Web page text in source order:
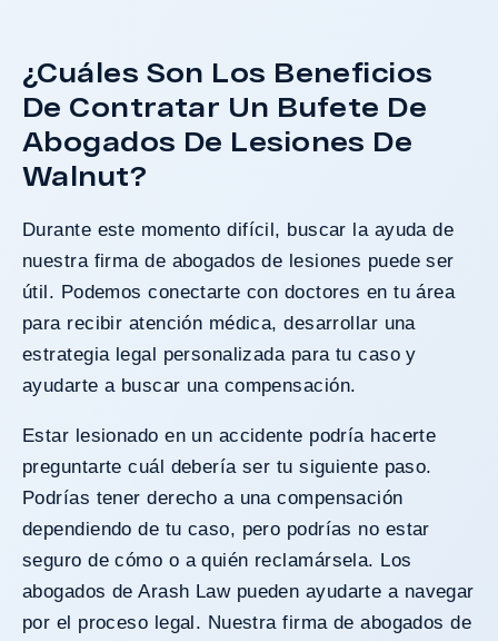
¿Cuáles Son Los Beneficios
De Contratar Un Bufete De
Abogados De Lesiones De
Walnut?
Durante este momento difícil, buscar la ayuda de
nuestra firma de abogados de lesiones puede ser
útil. Podemos conectarte con doctores en tu área
para recibir atención médica, desarrollar una
estrategia legal personalizada para tu caso y
ayudarte a buscar una compensación.
Estar lesionado en un accidente podría hacerte
preguntarte cuál debería ser tu siguiente paso.
Podrías tener derecho a una compensación
dependiendo de tu caso, pero podrías no estar
seguro de cómo o a quién reclamársela. Los
abogados de Arash Law pueden ayudarte a navegar
por el proceso legal. Nuestra firma de abogados de